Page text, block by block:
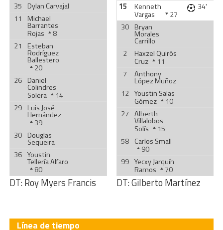
35 Dylan Carvajal
11 Michael
Barrantes
Rojas
8
21 Esteban
Rodríguez
Ballestero
20
26 Daniel
Colindres
Solera
14
29 Luis José
Hernández
39
30 Douglas
Sequeira
36 Youstin
Tellería Alfaro
80
DT:Roy Myers Francis
15 Kenneth
Vargas 27
34'
30 Bryan
Morales
Carrillo
2
Haxzel Quirós
Cruz
11
7
Anthony
López Muñoz
12 Youstin Salas
Gómez
10
27 Alberth
Villalobos
Solís
15
58 Carlos Small
90
99 Yecxy Jarquín
Ramos 70
DT:Gilberto Martínez
Línea de tiempo